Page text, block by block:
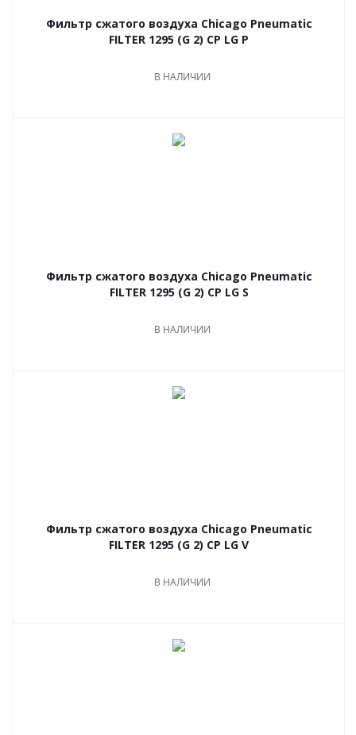
Фильтр сжатого воздуха Chicago Pneumatic
FILTER 1295 (G 2) CP LG P
В НАЛИЧИИ
Фильтр сжатого воздуха Chicago Pneumatic
FILTER 1295 (G 2) CP LG S
В НАЛИЧИИ
Фильтр сжатого воздуха Chicago Pneumatic
FILTER 1295 (G 2) CP LG V
В НАЛИЧИИ